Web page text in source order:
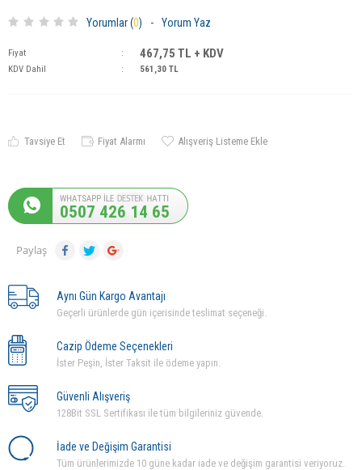
Yorumlar (0) - Yorum Yaz
Fiyat : 467,75 TL + KDV
KDV Dahil : 561,30 TL
Tavsiye Et Fiyat Alarmı Alışveriş Listeme Ekle
0507 426 14 65
Paylaş
Aynı Gün Kargo Avantajı
Geçerli ürünlerde gün içerisinde teslimat seçeneği.
Cazip Ödeme Seçenekleri
İster Peşin, İster Taksit ile ödeme yapın.
Güvenli Alışveriş
128Bit SSL Sertifikası ile tüm bilgileriniz güvende.
İade ve Değişim Garantisi
Tüm ürünlerimizde 10 güne kadar iade ve değişim garantisi veriyoruz.